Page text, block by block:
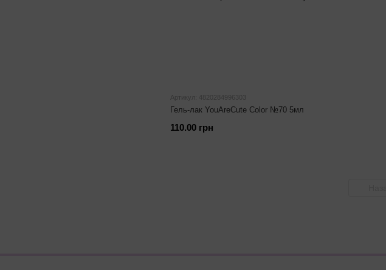
Артикул: 4820284996303
Гель-лак YouAreCute Color №70 5мл
110.00 грн